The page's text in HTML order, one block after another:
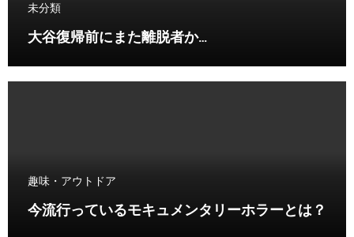
未分類
大谷復帰前にまた離脱者か…
趣味・アウトドア
今流行っているモキュメンタリーホラーとは？